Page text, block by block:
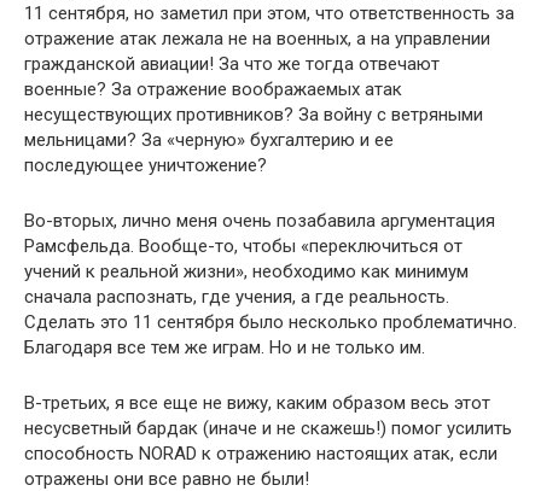
11 сентября, но заметил при этом, что ответственность за
отражение атак лежала не на военных, а на управлении
гражданской авиации! За что же тогда отвечают
военные? За отражение воображаемых атак
несуществующих противников? За войну с ветряными
мельницами? За «черную» бухгалтерию и ее
последующее уничтожение?
Во-вторых, лично меня очень позабавила аргументация
Рамсфельда. Вообще-то, чтобы «переключиться от
учений к реальной жизни», необходимо как минимум
сначала распознать, где учения, а где реальность.
Сделать это 11 сентября было несколько проблематично.
Благодаря все тем же играм. Но и не только им.
В-третьих, я все еще не вижу, каким образом весь этот
несусветный бардак (иначе и не скажешь!) помог усилить
способность NORAD к отражению настоящих атак, если
отражены они все равно не были!